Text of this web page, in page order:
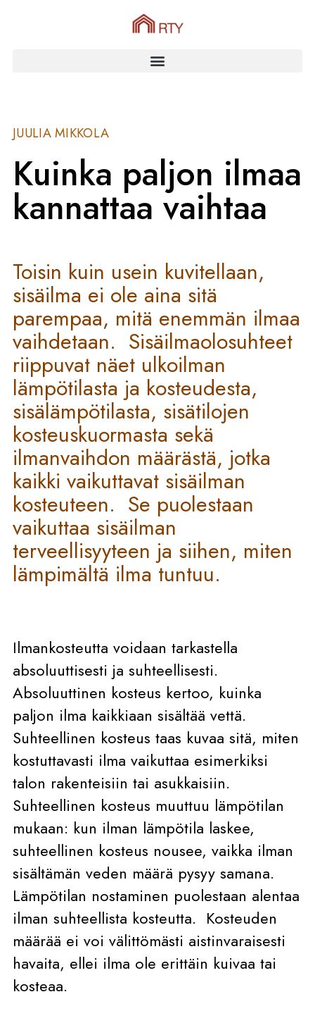
JUULIA MIKKOLA
Kuinka paljon ilmaa
kannattaa vaihtaa
Toisin kuin usein kuvitellaan,
sisäilma ei ole aina sitä
parempaa, mitä enemmän ilmaa
vaihdetaan. Sisäilmaolosuhteet
riippuvat näet ulkoilman
lämpötilasta ja kosteudesta,
sisälämpötilasta, sisätilojen
kosteuskuormasta sekä
ilmanvaihdon määrästä, jotka
kaikki vaikuttavat sisäilman
kosteuteen. Se puolestaan
vaikuttaa sisäilman
terveellisyyteen ja siihen, miten
lämpimältä ilma tuntuu.
Ilmankosteutta voidaan tarkastella
absoluuttisesti ja suhteellisesti.
Absoluuttinen kosteus kertoo, kuinka
paljon ilma kaikkiaan sisältää vettä.
Suhteellinen kosteus taas kuvaa sitä, miten
kostuttavasti ilma vaikuttaa esimerkiksi
talon rakenteisiin tai asukkaisiin.
Suhteellinen kosteus muuttuu lämpötilan
mukaan: kun ilman lämpötila laskee,
suhteellinen kosteus nousee, vaikka ilman
sisältämän veden määrä pysyy samana.
Lämpötilan nostaminen puolestaan alentaa
ilman suhteellista kosteutta. Kosteuden
määrää ei voi välittömästi aistinvaraisesti
havaita, ellei ilma ole erittäin kuivaa tai
kosteaa.